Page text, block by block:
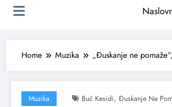
Home Muzika „Đuskanje ne
Muzika Buč Kesidi, Đuskanje Ne